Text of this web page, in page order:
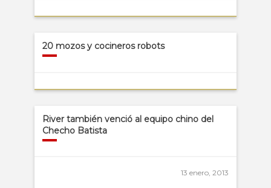
20 mozos y cocineros robots
River también venció al equipo chino del
Checho Batista
13 enero, 2013